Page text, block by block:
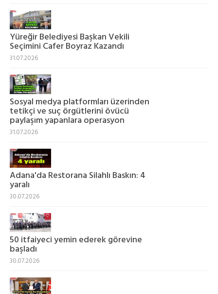
Yüreğir Belediyesi Başkan Vekili
Seçimini Cafer Boyraz Kazandı
31.07.2026
Sosyal medya platformları üzerinden
tetikçi ve suç örgütlerini övücü
paylaşım yapanlara operasyon
31.07.2026
Adana'da Restorana Silahlı Baskın: 4
yaralı
30.07.2026
50 itfaiyeci yemin ederek görevine
başladı
30.07.2026